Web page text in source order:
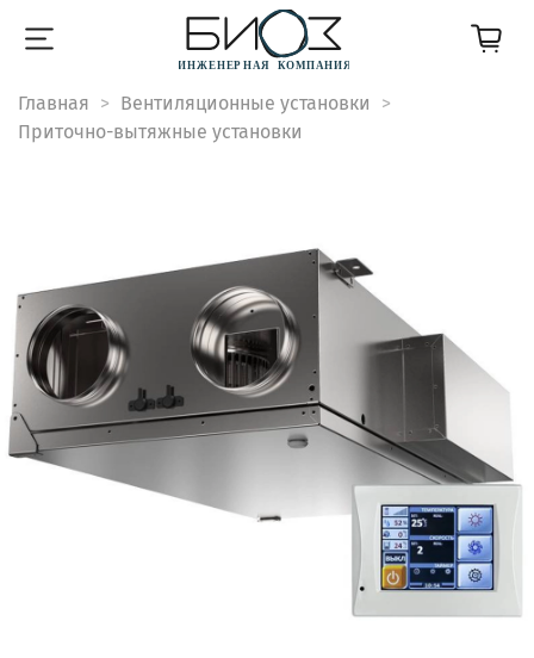
Главная
Вентиляционные установки
Приточно-вытяжные установки